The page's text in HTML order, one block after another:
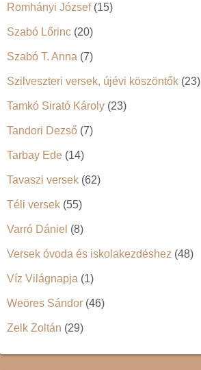
Romhányi József(15)
Szabó Lőrinc (20)
Szabó T. Anna (7)
Szilveszteri versek, újévi köszöntők (23)
Tamkó Sirató Károly (23)
Tandori Dezső (7)
Tarbay Ede (14)
Tavaszi versek (62)
Téli versek (55)
Varró Dániel (8)
Versek óvoda és iskolakezdéshez (48)
Víz Világnapja (1)
Weöres Sándor (46)
Zelk Zoltán (29)